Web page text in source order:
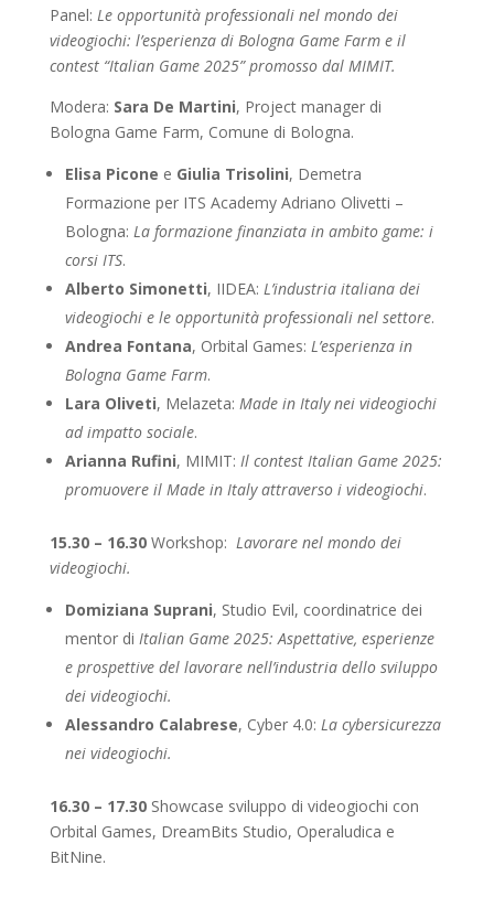
Panel: Le opportunità professionali nel mondo dei
videogiochi: l’esperienza di Bologna Game Farm e il
contest “Italian Game 2025” promosso dal MIMIT.
Modera: Sara De Martini, Project manager di
Bologna Game Farm, Comune di Bologna.
Elisa Picone e Giulia Trisolini, Demetra
Formazione per ITS Academy Adriano Olivetti –
Bologna: La formazione finanziata in ambito game: i
corsi ITS.
Alberto Simonetti, IIDEA: L’industria italiana dei
videogiochi e le opportunità professionali nel settore.
Andrea Fontana, Orbital Games: L’esperienza in
Bologna Game Farm.
Lara Oliveti, Melazeta: Made in Italy nei videogiochi
ad impatto sociale.
Arianna Rufini, MIMIT: Il contest Italian Game 2025:
promuovere il Made in Italy attraverso i videogiochi.
15.30 – 16.30 Workshop: Lavorare nel mondo dei
videogiochi.
Domiziana Suprani, Studio Evil, coordinatrice dei
mentor di Italian Game 2025: Aspettative, esperienze
e prospettive del lavorare nell’industria dello sviluppo
dei videogiochi.
Alessandro Calabrese, Cyber 4.0: La cybersicurezza
nei videogiochi.
16.30 – 17.30 Showcase sviluppo di videogiochi con
Orbital Games, DreamBits Studio, Operaludica e
BitNine.